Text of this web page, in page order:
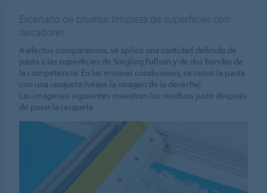
Escenario de prueba: limpieza de superficies con
rascadores
A efectos comparativos, se aplicó una cantidad definida de
pasta a las superficies de Siegling Fullsan y de dos bandas de
la competencia. En las mismas condiciones, se retiró la pasta
con una rasqueta (véase la imagen de la derecha).
Las imágenes siguientes muestran los residuos justo después
de pasar la rasqueta.